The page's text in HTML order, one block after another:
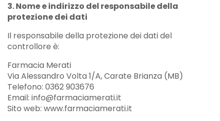
3. Nome e indirizzo del responsabile della
protezione dei dati
Il responsabile della protezione dei dati del
controllore è:
Farmacia Merati
Via Alessandro Volta 1/A, Carate Brianza (MB)
Telefono: 0362 903676
Email: info@farmaciamerati.it
Sito web: www.farmaciamerati.it